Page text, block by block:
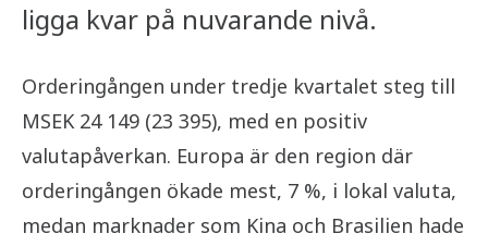
ligga kvar på nuvarande nivå.
Orderingången under tredje kvartalet steg till
MSEK 24 149 (23 395), med en positiv
valutapåverkan. Europa är den region där
orderingången ökade mest, 7 %, i lokal valuta,
medan marknader som Kina och Brasilien hade